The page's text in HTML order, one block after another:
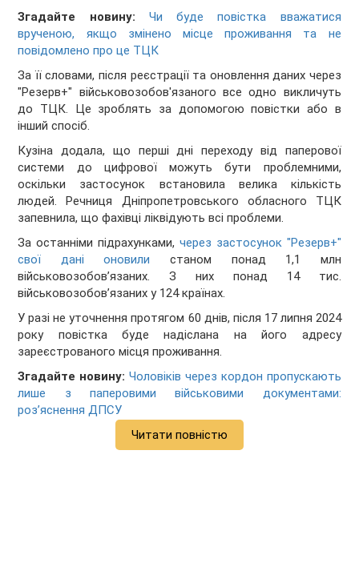
Згадайте новину:
Чи буде повістка вважатися
врученою, якщо змінено місце проживання та не
повідомлено про це ТЦК
За її словами, після реєстрації та оновлення даних через
"Резерв+" військовозобов'язаного все одно викличуть
до ТЦК. Це зроблять за допомогою повістки або в
інший спосіб.
Кузіна додала, що перші дні переходу від паперової
системи до цифрової можуть бути проблемними,
оскільки застосунок встановила велика кількість
людей. Речниця Дніпропетровського обласного ТЦК
запевнила, що фахівці ліквідують всі проблеми.
За останніми підрахунками, через застосунок "Резерв+"
свої дані оновили станом понад 1,1 млн
військовозобов’язаних. З них понад 14 тис.
військовозобов’язаних у 124 країнах.
У разі не уточнення протягом 60 днів, після 17 липня 2024
року повістка буде надіслана на його адресу
зареєстрованого місця проживання.
Згадайте новину:Чоловіків через кордон пропускають
лише з паперовими військовими документами:
роз’яснення ДПСУ
Читати повністю